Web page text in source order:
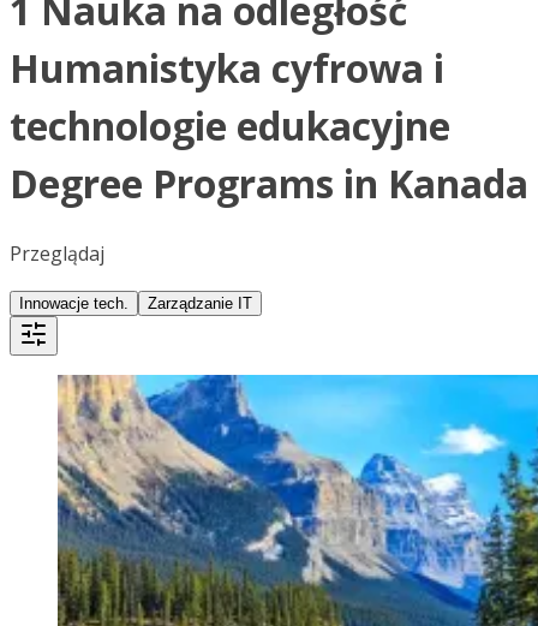
1 Nauka na odległość
Humanistyka cyfrowa i
technologie edukacyjne
Degree Programs in Kanada
Przeglądaj
Innowacje tech. Zarządzanie IT